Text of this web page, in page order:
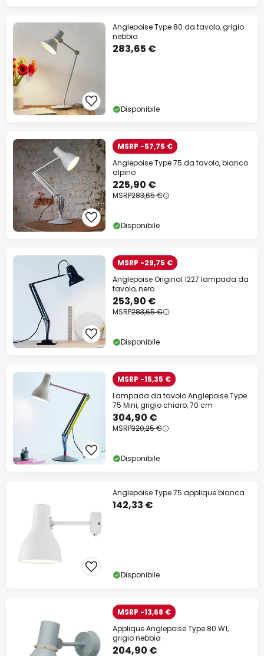
Anglepoise Type 80 da tavolo, grigio
nebbia
283,65 €
Disponibile
MSRP -57,75 €
Anglepoise Type 75 da tavolo, bianco
alpino
225,90 €
MSRP283,65 €
Disponibile
MSRP -29,75 €
Anglepoise Original 1227 lampada da
tavolo, nero
253,90 €
MSRP283,65 €
Disponibile
MSRP -15,35 €
Lampada da tavolo Anglepoise Type
75 Mini, grigio chiaro, 70 cm
304,90 €
MSRP320,25 €
Disponibile
Anglepoise Type 75 applique bianca
142,33 €
Disponibile
MSRP -13,68 €
Applique Anglepoise Type 80 W1,
grigio nebbia
204,90 €